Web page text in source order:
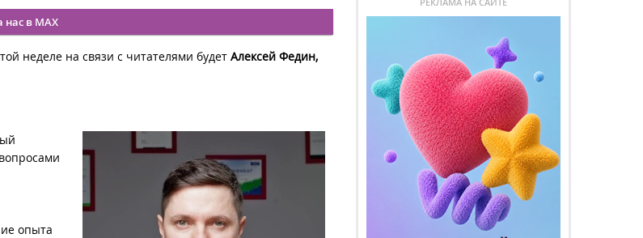
в MAX
неделе на связи с читателями будет Алексей Федин,
опыта